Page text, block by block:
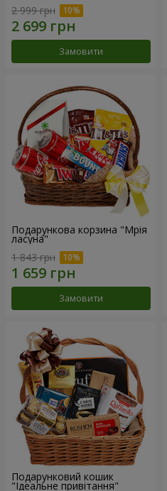
2 999 грн
Замовити
Подарункова корзина "Мрія
ласуна"
1 843 грн
Замовити
Подарунковий кошик
"Ідеальне привітання"